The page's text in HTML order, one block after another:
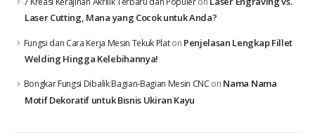
Laser Cutting, Mana yang Cocok untuk Anda?
Fungsi dan Cara Kerja Mesin Tekuk Platon Penjelasan Lengkap Fillet
Welding Hingga Kelebihannya!
Bongkar Fungsi Dibalik Bagian-Bagian Mesin CNC on Nama Nama
Motif Dekoratif untuk Bisnis Ukiran Kayu